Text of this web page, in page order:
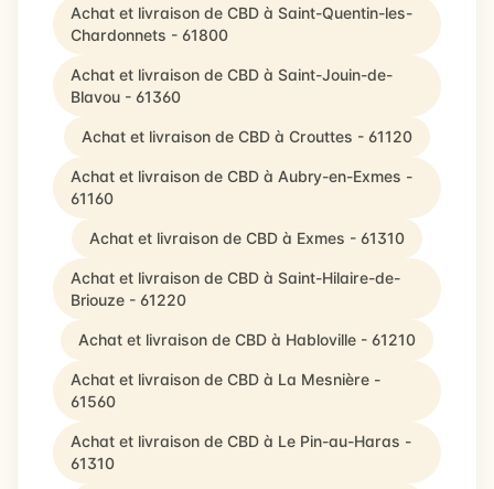
Achat et livraison de CBD à Saint-Quentin-les-
Chardonnets - 61800
Achat et livraison de CBD à Saint-Jouin-de-
Blavou - 61360
Achat et livraison de CBD à Crouttes - 61120
Achat et livraison de CBD à Aubry-en-Exmes -
61160
Achat et livraison de CBD à Exmes - 61310
Achat et livraison de CBD à Saint-Hilaire-de-
Briouze - 61220
Achat et livraison de CBD à Habloville - 61210
Achat et livraison de CBD à La Mesnière -
61560
Achat et livraison de CBD à Le Pin-au-Haras -
61310